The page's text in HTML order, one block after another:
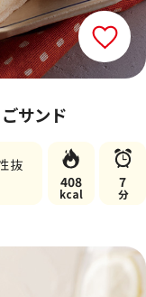
サンド
抜
408
kcal
7
分